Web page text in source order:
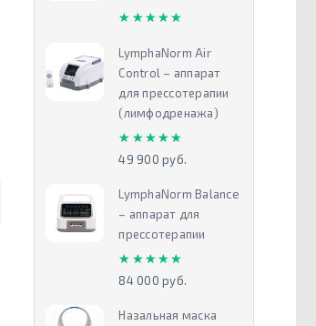
★★★★★
★★★★★
LymphaNorm Air
Control – аппарат
для прессотерапии
(лимфодренажа)
★★★★★
★★★★★
49 900 руб.
LymphaNorm Balance
– аппарат для
прессотерапии
★★★★★
★★★★★
84 000 руб.
Назальная маска